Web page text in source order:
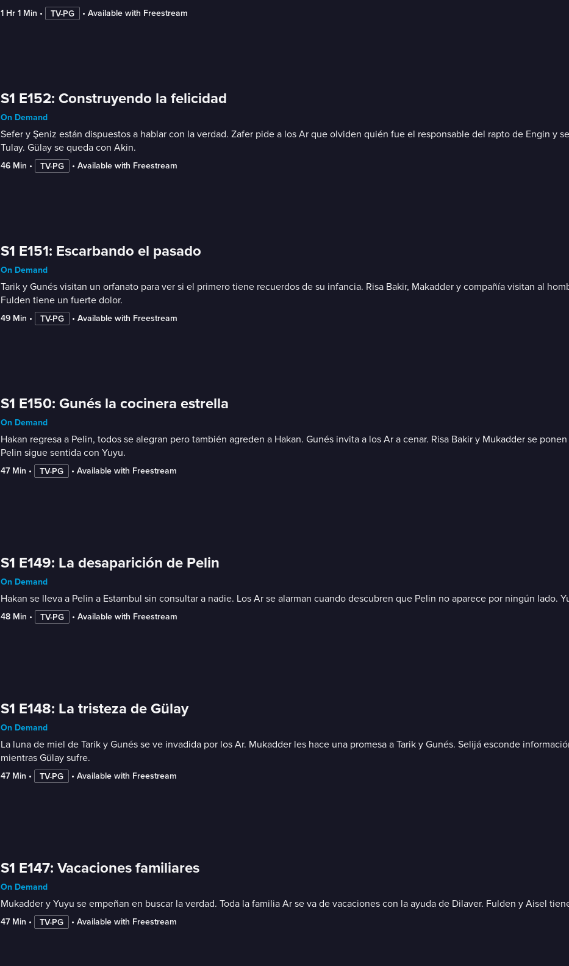
1 Hr 1 Min • TV-PG • Available with Freestream
S1 E152: Construyendo la felicidad
On Demand
Sefer y Şeniz están dispuestos a hablar con la verdad. Zafer pide a los Ar que olviden quién fue el responsable del rapto de Engin y
Tulay. Gülay se queda con Akin.
46 Min • TV-PG • Available with Freestream
S1 E151: Escarbando el pasado
On Demand
Tarik y Gunés visitan un orfanato para ver si el primero tiene recuerdos de su infancia. Risa Bakir, Makadder y compañía visitan al
Fulden tiene un fuerte dolor.
49 Min • TV-PG • Available with Freestream
S1 E150: Gunés la cocinera estrella
On Demand
Hakan regresa a Pelin, todos se alegran pero también agreden a Hakan. Gunés invita a los Ar a cenar. Risa Bakir y Mukadder se
Pelin sigue sentida con Yuyu.
47 Min • TV-PG • Available with Freestream
S1 E149: La desaparición de Pelin
On Demand
Hakan se lleva a Pelin a Estambul sin consultar a nadie. Los Ar se alarman cuando descubren que Pelin no aparece por ningún lado.
48 Min • TV-PG • Available with Freestream
S1 E148: La tristeza de Gülay
On Demand
La luna de miel de Tarik y Gunés se ve invadida por los Ar. Mukadder les hace una promesa a Tarik y Gunés. Selijá esconde
mientras Gülay sufre.
47 Min • TV-PG • Available with Freestream
S1 E147: Vacaciones familiares
On Demand
Mukadder y Yuyu se empeñan en buscar la verdad. Toda la familia Ar se va de vacaciones con la ayuda de Dilaver. Fulden y Aisel
47 Min • TV-PG • Available with Freestream